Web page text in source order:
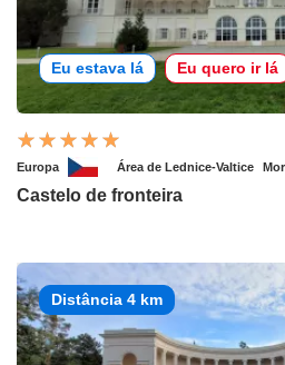
Eu estava lá Eu quero ir lá
Europa Área de Lednice-Valtice
Castelo de fronteira
Distância 4 km